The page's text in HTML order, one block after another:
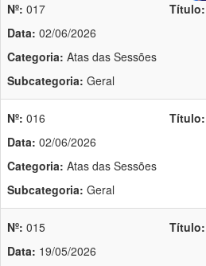
Nº: 017
Data: 02/06/2026
Categoria: Atas das Sessões
Subcategoria: Geral
Título:
Nº: 016
Data: 02/06/2026
Categoria: Atas das Sessões
Subcategoria: Geral
Título:
Nº: 015
Data: 19/05/2026
Título: